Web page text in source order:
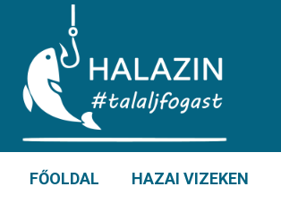
FŐOLDAL HAZAI VIZEKEN